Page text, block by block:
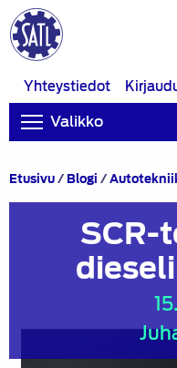
Yhteystiedot
Valikko
Etusivu/ Blogi /
SCR-